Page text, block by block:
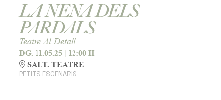
LA NENA DELS
PARDALS
Teatre Al Detall
DG. 11.05.25 | 12:00 H
SALT. TEATRE
PETITS ESCENARIS